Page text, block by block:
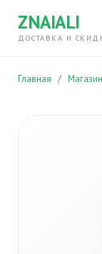
ZNAIALI
ДОСТАВКА И
Главная /